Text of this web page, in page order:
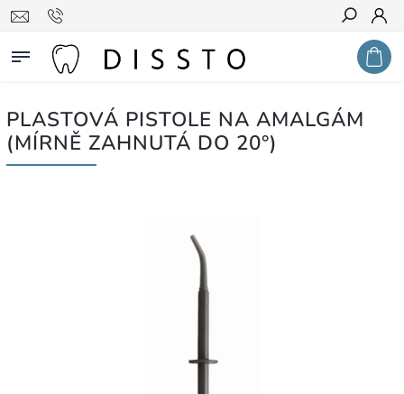
Hledat
PLASTOVÁ PISTOLE NA AMALGÁM
(MÍRNĚ ZAHNUTÁ DO 20°)